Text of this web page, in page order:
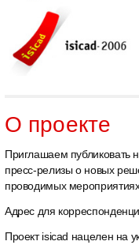
О проекте
Приглашаем публиковать
пресс-релизы о новых
проводимых
Адрес для
Проект isicad нацелен на